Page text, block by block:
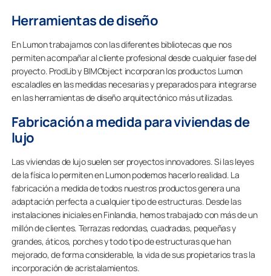
Herramientas de diseño
En Lumon trabajamos con las diferentes bibliotecas que nos
permiten acompañar al cliente profesional desde cualquier fase del
proyecto. ProdLib y BIMObject incorporan los productos Lumon
escaladles en las medidas necesarias y preparados para integrarse
en las herramientas de diseño arquitectónico más utilizadas.
Fabricación a medida para viviendas de
lujo
Las viviendas de lujo suelen ser proyectos innovadores. Si las leyes
de la física lo permiten en Lumon podemos hacerlo realidad. La
fabricación a medida de todos nuestros productos genera una
adaptación perfecta a cualquier tipo de estructuras. Desde las
instalaciones iniciales en Finlandia, hemos trabajado con más de un
millón de clientes. Terrazas redondas, cuadradas, pequeñas y
grandes, áticos, porches y todo tipo de estructuras que han
mejorado, de forma considerable, la vida de sus propietarios tras la
incorporación de acristalamientos.